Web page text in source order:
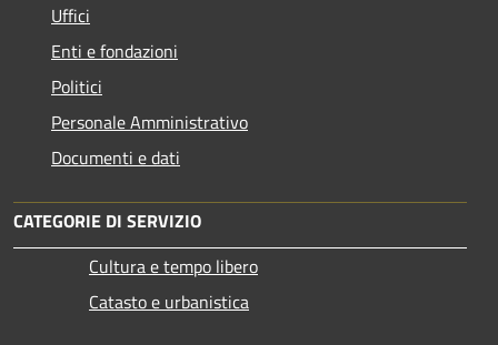
Uffici
Enti e fondazioni
Politici
Personale Amministrativo
Documenti e dati
CATEGORIE DI SERVIZIO
Cultura e tempo libero
Catasto e urbanistica